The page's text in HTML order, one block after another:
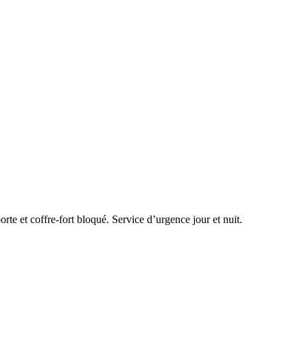
et coffre-fort bloqué. Service d’urgence jour et nuit.